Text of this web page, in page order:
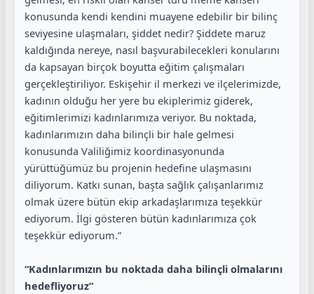
konusunda kendi kendini muayene edebilir bir bilinç
seviyesine ulaşmaları, şiddet nedir? Şiddete maruz
kaldığında nereye, nasıl başvurabilecekleri konularını
da kapsayan birçok boyutta eğitim çalışmaları
gerçekleştiriliyor. Eskişehir il merkezi ve ilçelerimizde,
kadının olduğu her yere bu ekiplerimiz giderek,
eğitimlerimizi kadınlarımıza veriyor. Bu noktada,
kadınlarımızın daha bilinçli bir hale gelmesi
konusunda Valiliğimiz koordinasyonunda
yürüttüğümüz bu projenin hedefine ulaşmasını
diliyorum. Katkı sunan, başta sağlık çalışanlarımız
olmak üzere bütün ekip arkadaşlarımıza teşekkür
ediyorum. İlgi gösteren bütün kadınlarımıza çok
teşekkür ediyorum.”
“Kadınlarımızın bu noktada daha bilinçli olmalarını
hedefliyoruz”